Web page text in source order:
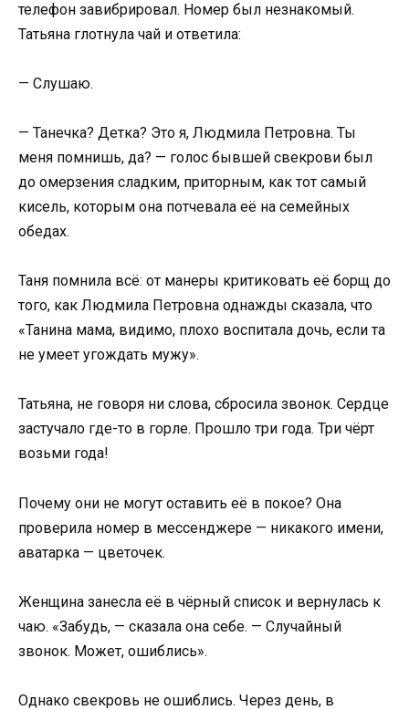
телефон завибрировал. Номер был незнакомый.
Татьяна глотнула чай и ответила:
— Слушаю.
— Танечка? Детка? Это я, Людмила Петровна. Ты
меня помнишь, да? — голос бывшей свекрови был
до омерзения сладким, приторным, как тот самый
кисель, которым она потчевала её на семейных
обедах.
Таня помнила всё: от манеры критиковать её борщ до
того, как Людмила Петровна однажды сказала, что
«Танина мама, видимо, плохо воспитала дочь, если та
не умеет угождать мужу».
Татьяна, не говоря ни слова, сбросила звонок. Сердце
застучало где-то в горле. Прошло три года. Три чёрт
возьми года!
Почему они не могут оставить её в покое? Она
проверила номер в мессенджере — никакого имени,
аватарка — цветочек.
Женщина занесла её в чёрный список и вернулась к
чаю. «Забудь, — сказала она себе. — Случайный
звонок. Может, ошиблись».
Однако свекровь не ошиблись. Через день, в